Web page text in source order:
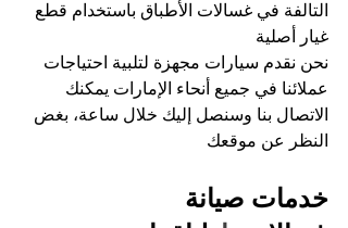
التالفة في غسالات الأطباق باستخدام قطع
غيار أصلية
نحن نقدم سيارات مجهزة لتلبية احتياجات
عملائنا في جميع أنحاء الإمارات يمكنك
الاتصال بنا وسنصل إليك خلال ساعة، بغض
النظر عن موقعك
خدمات صيانة